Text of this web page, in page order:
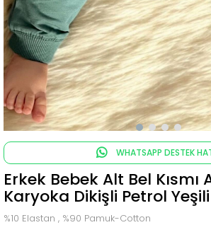
WHATSAPP DESTEK
Erkek Bebek Alt Bel Kısmı
Karyoka Dikişli Petrol
%10 Elastan , %90 Pamuk-Cotton